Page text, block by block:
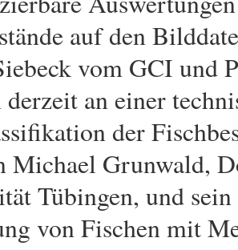
auf den
vom GCI und
derzeit an einer
der
Michael Grunwald,
Tübingen, und
von Fischen mit